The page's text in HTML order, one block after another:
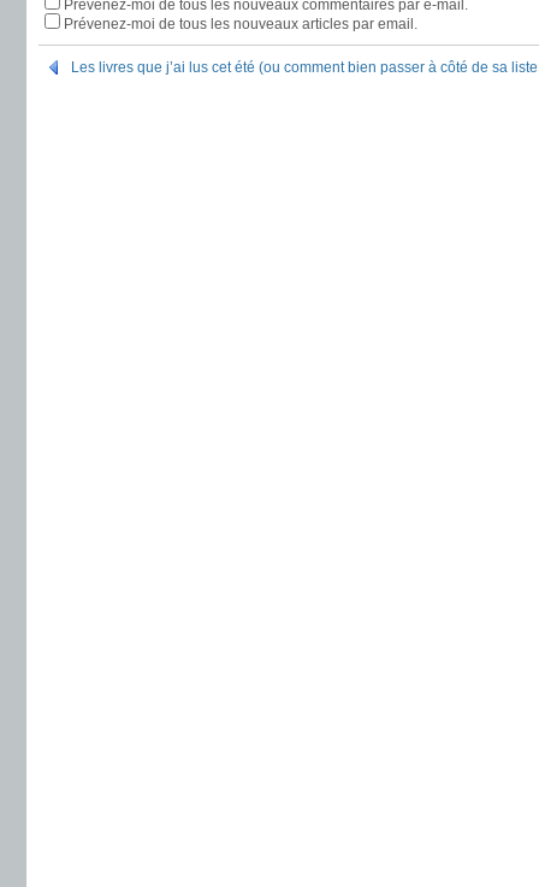
Prévenez-moi de tous les nouveaux commentaires par e-mail.
Prévenez-moi de tous les nouveaux articles par email.
Les livres que j’ai lus cet été (ou comment bien passer à côté de sa